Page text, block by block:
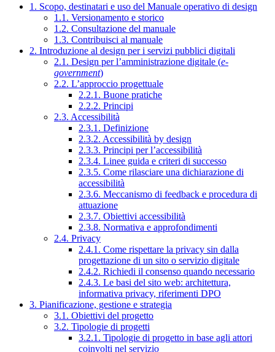
1. Scopo, destinatari e uso del Manuale operativo di design
1.1. Versionamento e storico
1.2. Consultazione del manuale
1.3. Contribuisci al manuale
2. Introduzione al design per i servizi pubblici digitali
2.1. Design per l’amministrazione digitale (e-
government)
2.2. L’approccio progettuale
2.2.1. Buone pratiche
2.2.2. Principi
2.3. Accessibilità
2.3.1. Definizione
2.3.2. Accessibilità by design
2.3.3. Principi per l’accessibilità
2.3.4. Linee guida e criteri di successo
2.3.5. Come rilasciare una dichiarazione di
accessibilità
2.3.6. Meccanismo di feedback e procedura di
attuazione
2.3.7. Obiettivi accessibilità
2.3.8. Normativa e approfondimenti
2.4. Privacy
2.4.1. Come rispettare la privacy sin dalla
progettazione di un sito o servizio digitale
2.4.2. Richiedi il consenso quando necessario
2.4.3. Le basi del sito web: architettura,
informativa privacy, riferimenti DPO
3. Pianificazione, gestione e strategia
3.1. Obiettivi del progetto
3.2. Tipologie di progetti
3.2.1. Tipologie di progetto in base agli attori
coinvolti nel servizio